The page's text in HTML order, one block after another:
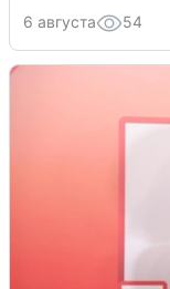
6 августа 54